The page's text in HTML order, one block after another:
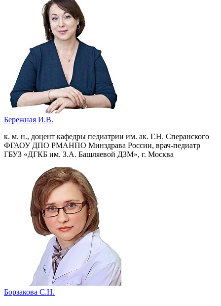
Бережная И.В.
к. м. н., доцент кафедры педиатрии им. ак. Г.Н. Сперанского
ФГАОУ ДПО РМАНПО Минздрава России, врач-педиатр
ГБУЗ «ДГКБ им. З.А. Башляевой ДЗМ», г. Москва
Борзакова С.Н.